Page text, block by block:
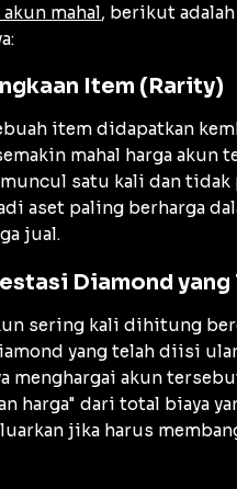
mahal, berikut
Item (Rarity)
item didapatkan
mahal harga akun
muncul satu kali dan tidak
aset paling berharga
jual.
Diamond
sering kali dihitung
yang telah diisi
menghargai akun
harga" dari total biaya
jika harus